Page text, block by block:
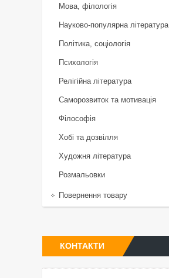
Мова, філологія
Науково-популярна література
Політика, соціологія
Психологія
Релігійна література
Саморозвиток та мотивація
Філософія
Хобі та дозвілля
Художня література
Розмальовки
Повернення товару
КОНТАКТИ